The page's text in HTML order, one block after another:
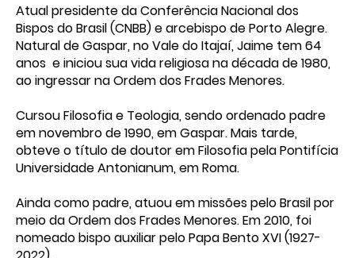
Atual presidente da Conferência Nacional dos
Bispos do Brasil (CNBB) e arcebispo de Porto Alegre.
Natural de Gaspar, no Vale do Itajaí, Jaime tem 64
anos e iniciou sua vida religiosa na década de 1980,
ao ingressar na Ordem dos Frades Menores.
Cursou Filosofia e Teologia, sendo ordenado padre
em novembro de 1990, em Gaspar. Mais tarde,
obteve o título de doutor em Filosofia pela Pontifícia
Universidade Antonianum, em Roma.
Ainda como padre, atuou em missões pelo Brasil por
meio da Ordem dos Frades Menores. Em 2010, foi
nomeado bispo auxiliar pelo Papa Bento XVI (1927-